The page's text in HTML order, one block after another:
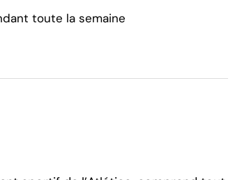
toute la semaine